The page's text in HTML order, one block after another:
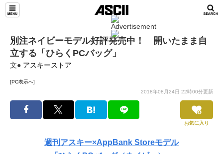
別注ネイビーモデル好評発売中！ 開いたまま自
立する「ひらくPCバッグ」
文● アスキーストア
[PC表示へ]
2018年08月24日 22時00分更新
お気に入り
週刊アスキー×AppBank Storeモデル